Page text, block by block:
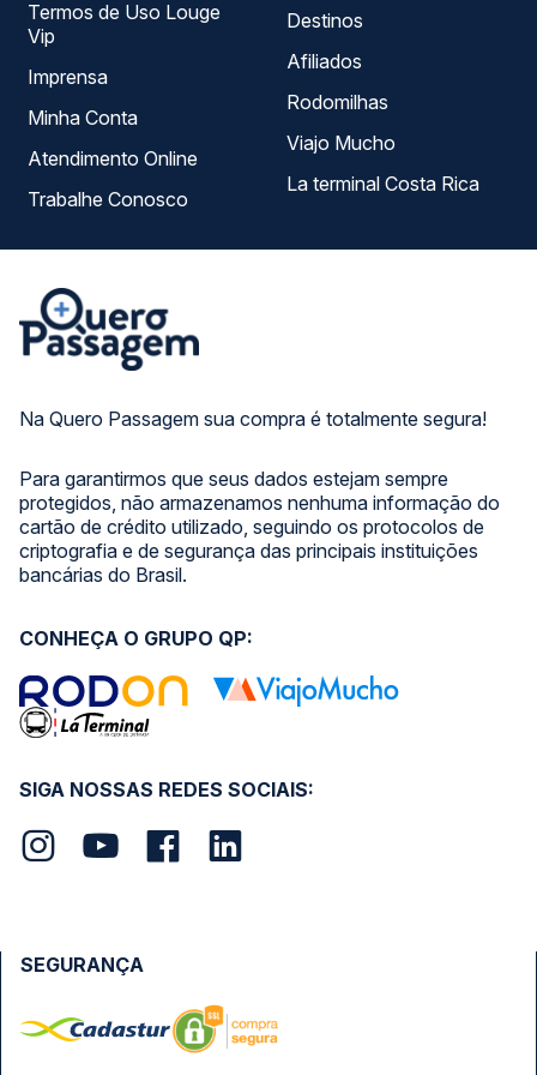
Na Quero Passagem sua compra é totalmente segura!
Para garantirmos que seus dados estejam sempre
protegidos, não armazenamos nenhuma informação do
cartão de crédito utilizado, seguindo os protocolos de
criptografia e de segurança das principais instituições
bancárias do Brasil.
Termos de Uso Louge
Vip
Imprensa
Minha Conta
Atendimento Online
Trabalhe Conosco
Destinos
Afiliados
Rodomilhas
Viajo Mucho
La terminal Costa Rica
SIGA NOSSAS REDES SOCIAIS:
CONHEÇA O GRUPO QP:
SEGURANÇA